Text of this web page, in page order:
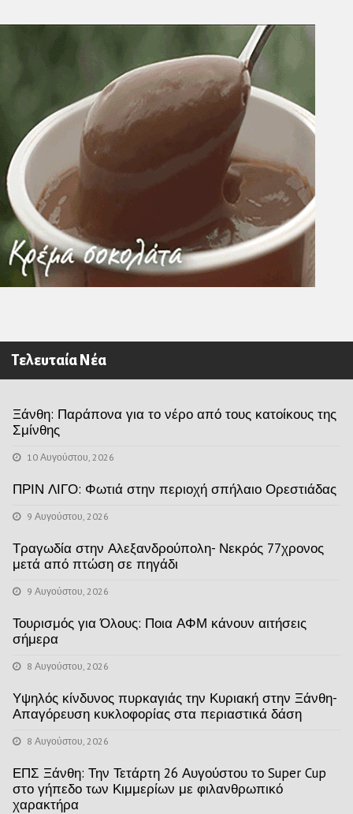
Τελευταία Νέα
Ξάνθη: Παράπονα για το νέρο από τους κατοίκους της
Σμίνθης
10 Αυγούστου, 2026
ΠΡΙΝ ΛΙΓΟ: Φωτιά στην περιοχή σπήλαιο Ορεστιάδας
9 Αυγούστου, 2026
Τραγωδία στην Αλεξανδρούπολη- Νεκρός 77χρονος
μετά από πτώση σε πηγάδι
9 Αυγούστου, 2026
Τουρισμός για Όλους: Ποια ΑΦΜ κάνουν αιτήσεις
σήμερα
8 Αυγούστου, 2026
Υψηλός κίνδυνος πυρκαγιάς την Κυριακή στην Ξάνθη-
Απαγόρευση κυκλοφορίας στα περιαστικά δάση
8 Αυγούστου, 2026
ΕΠΣ Ξάνθη: Την Τετάρτη 26 Αυγούστου το Super Cup
στο γήπεδο των Κιμμερίων με φιλανθρωπικό
χαρακτήρα